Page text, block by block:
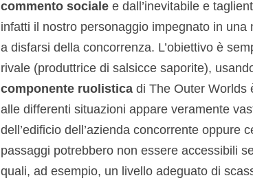
commento socialee dall’inevitabile e
infatti il nostro personaggio impegnato in
a disfarsi della concorrenza. L’obiettivo è
rivale (produttrice di salsicce saporite),
componente ruolisticadi The Outer Worlds
alle differenti situazioni appare veramente
dell’edificio dell’azienda concorrente oppure
passaggi potrebbero non essere accessibili
quali, ad esempio, un livello adeguato di